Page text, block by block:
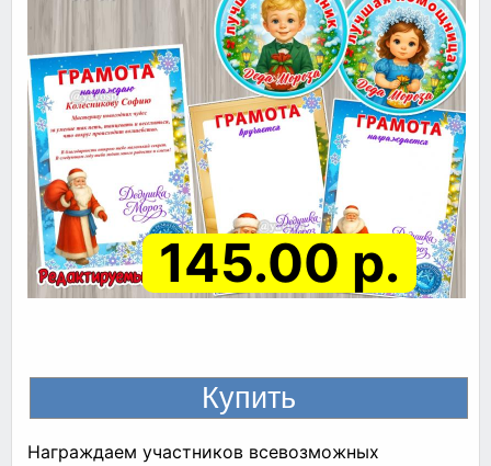
145.00 р.
Награждаем участников всевозможных